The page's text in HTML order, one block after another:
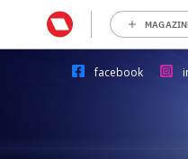
facebook